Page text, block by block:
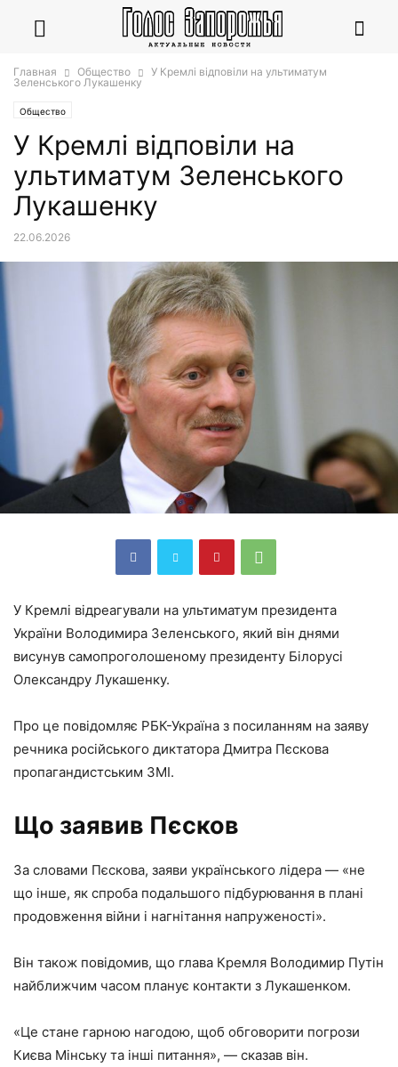
Главная Общество
У Кремлі відповіли на ультиматум
Зеленського Лукашенку
Общество
У Кремлі відповіли на
ультиматум Зеленського
Лукашенку
22.06.2026
У Кремлі відреагували на ультиматум президента
України Володимира Зеленського, який він днями
висунув самопроголошеному президенту Білорусі
Олександру Лукашенку.
Про це повідомляє РБК-Україна з посиланням на заяву
речника російського диктатора Дмитра Пєскова
пропагандистським ЗМІ.
Що заявив Пєсков
За словами Пєскова, заяви українського лідера — «не
що інше, як спроба подальшого підбурювання в плані
продовження війни і нагнітання напруженості».
Він також повідомив, що глава Кремля Володимир Путін
найближчим часом планує контакти з Лукашенком.
«Це стане гарною нагодою, щоб обговорити погрози
Києва Мінську та інші питання», — сказав він.